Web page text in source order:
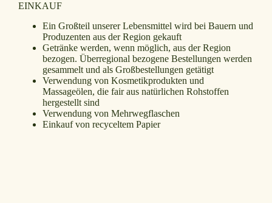
EINKAUF
Ein Großteil unserer Lebensmittel wird bei Bauern und
Produzenten aus der Region gekauft
Getränke werden, wenn möglich, aus der Region
bezogen. Überregional bezogene Bestellungen werden
gesammelt und als Großbestellungen getätigt
Verwendung von Kosmetikprodukten und
Massageölen, die fair aus natürlichen Rohstoffen
hergestellt sind
Verwendung von Mehrwegflaschen
Einkauf von recyceltem Papier